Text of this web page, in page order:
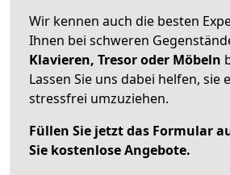
Wir kennen auch die besten
Ihnen bei schweren
Klavieren, Tresor oder Möbeln
Lassen Sie uns dabei helfen, sie
stressfrei umzuziehen.
Füllen Sie jetzt das Formular
Sie kostenlose Angebote.